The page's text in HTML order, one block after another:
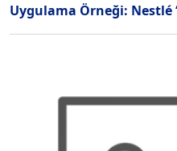
Uygulama Örneği: Nestlé